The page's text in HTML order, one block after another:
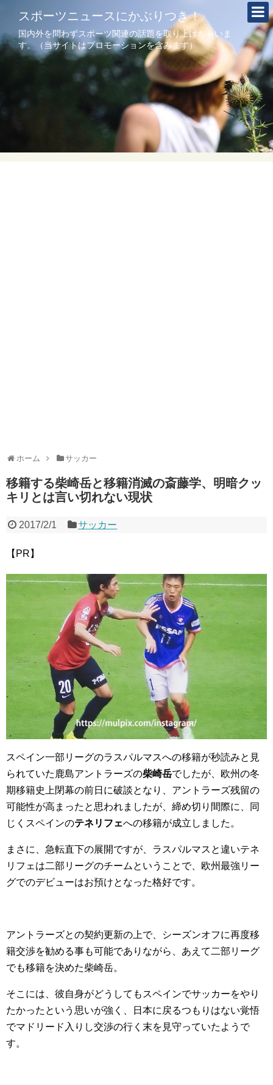
スポーツニュースにかぶりつき！
国内外を問わずスポーツ関連の話題を取り上げちゃいま
す。（当サイトはプロモーションを含みます）
ホーム サッカー
移籍する柴崎岳と移籍消滅の斎藤学、明暗クッ
キリとは言い切れない現状
2017/2/1 サッカー
【PR】
スペイン一部リーグのラスパルマスへの移籍が秒読みと見
られていた鹿島アントラーズの柴崎岳でしたが、欧州の冬
期移籍史上閉幕の前日に破談となり、アントラーズ残留の
可能性が高まったと思われましたが、締め切り間際に、同
じくスペインのテネリフェへの移籍が成立しました。
まさに、急転直下の展開ですが、ラスパルマスと違いテネ
リフェは二部リーグのチームということで、欧州最強リー
グでのデビューはお預けとなった格好です。
アントラーズとの契約更新の上で、シーズンオフに再度移
籍交渉を勧める事も可能でありながら、あえて二部リーグ
でも移籍を決めた柴崎岳。
そこには、彼自身がどうしてもスペインでサッカーをやり
たかったという思いが強く、日本に戻るつもりはない覚悟
でマドリード入りし交渉の行く末を見守っていたようで
す。